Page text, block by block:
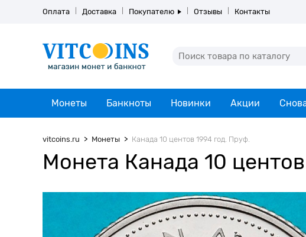
Оплата Доставка Покупателю Отзывы Контакты
Монеты Банкноты Новинки Акции
vitcoins.ru Монеты Канада 10 центов 1994 год. Пруф.
Монета Канада 10